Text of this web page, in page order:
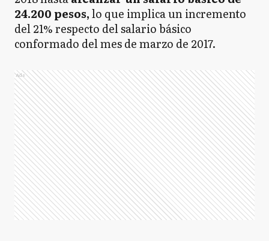
24.200 pesos,lo que implica un incremento
del 21% respecto del salario básico
conformado del mes de marzo de 2017.
Ads